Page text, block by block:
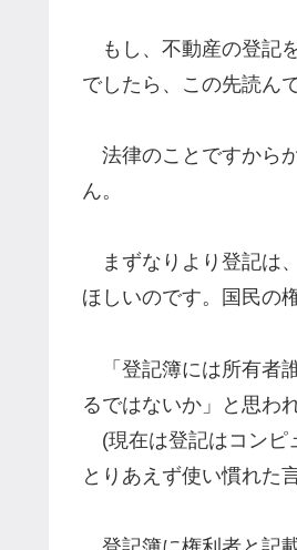
もし、不動産の登記
でしたら、この先読ん
法律のことですから
ん。
まずなりより登記は
ほしいのです。国民の
「登記簿には所有者
るではないか」と思わ
(現在は登記はコンピ
とりあえず使い慣れた